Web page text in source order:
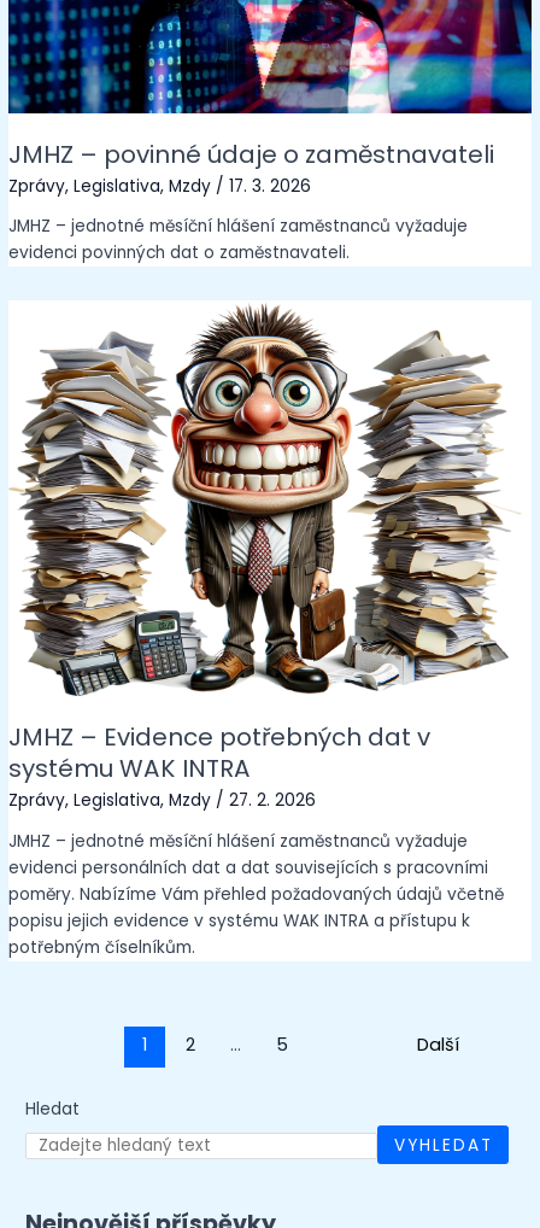
JMHZ – povinné údaje o zaměstnavateli
Zprávy,Legislativa,Mzdy /17. 3. 2026
JMHZ – jednotné měsíční hlášení zaměstnanců vyžaduje
evidenci povinných dat o zaměstnavateli.
JMHZ – Evidence potřebných dat v
systému WAK INTRA
Zprávy,Legislativa,Mzdy /27. 2. 2026
JMHZ – jednotné měsíční hlášení zaměstnanců vyžaduje
evidenci personálních dat a dat souvisejících s pracovními
poměry. Nabízíme Vám přehled požadovaných údajů včetně
popisu jejich evidence v systému WAK INTRA a přístupu k
potřebným číselníkům.
1 2 … 5 Next
Hledat
VYHLEDAT